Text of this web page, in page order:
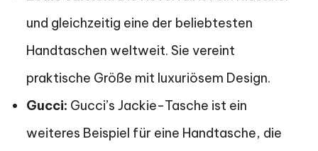
und gleichzeitig eine der beliebtesten
Handtaschen weltweit. Sie vereint
praktische Größe mit luxuriösem Design.
Gucci: Gucci’s Jackie-Tasche ist ein
weiteres Beispiel für eine Handtasche, die